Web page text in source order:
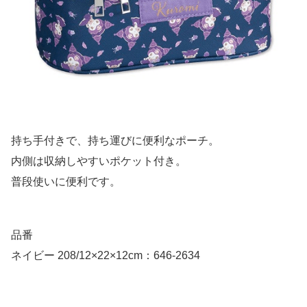
持ち手付きで、持ち運びに便利なポーチ。
内側は収納しやすいポケット付き。
普段使いに便利です。
品番
ネイビー 208/12×22×12cm：646-2634